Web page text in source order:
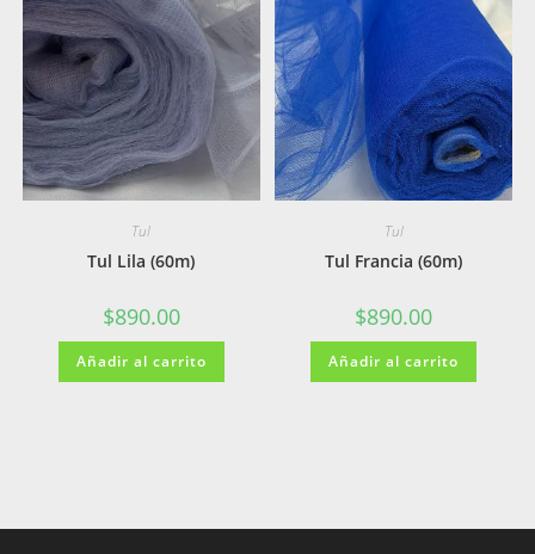
Tul
Tul Lila (60m)
$890.00
Añadir al carrito
Tul
Tul Francia (60m)
$890.00
Añadir al carrito